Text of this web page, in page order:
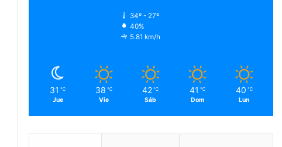
34º - 27º
40%
5.81 km/h
31 ℃
Jue
38 ℃
Vie
42 ℃
Sáb
41 ℃
Dom
40 ℃
Lun